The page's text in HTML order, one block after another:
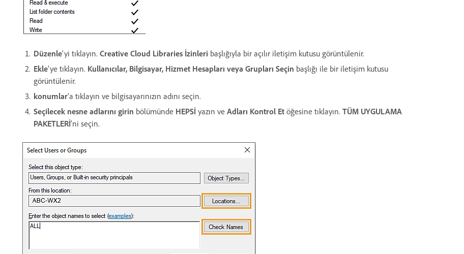
Düzenle'yi tıklayın. Creative Cloud Libraries İzinleri başlığıyla bir açılır iletişim kutusu görüntülenir.
Ekle'ye tıklayın. Kullanıcılar, Bilgisayar, Hizmet Hesapları veya Grupları Seçin başlığı ile bir iletişim kutusu
görüntülenir.
konumlar'a tıklayın ve bilgisayarınızın adını seçin.
Seçilecek nesne adlarını girin bölümünde HEPSİ yazın ve Adları Kontrol Et öğesine tıklayın. TÜM UYGULAMA
PAKETLERİ'ni seçin.